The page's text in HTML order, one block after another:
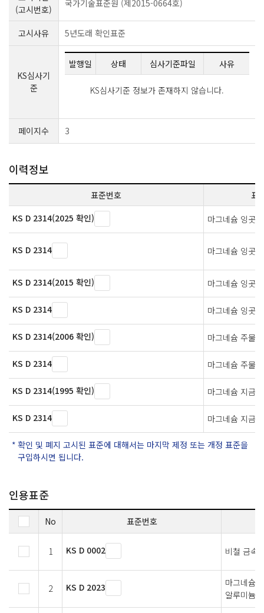
(고시번호)
국가기술표준원 (제2015-0664호)
고시사유 5년도래 확인표준
KS심사기
준
발행일 상태 심사기준파일 사유
KS심사기준 정보가 존재하지 않습니다.
페이지수 3
이력정보
표준번호
표
KS D 2314(2025 확인)
마그네슘 잉곳
KS D 2314 마그네슘 잉곳
KS D 2314(2015 확인) 마그네슘 잉곳
KS D 2314 마그네슘 잉곳
KS D 2314(2006 확인) 마그네슘 주물
KS D 2314 마그네슘 주물
KS D 2314(1995 확인) 마그네슘 지금
KS D 2314 마그네슘 지금
확인 및 폐지 고시된 표준에 대해서는 마지막 제정 또는 개정 표준을
구입하시면 됩니다.
인용표준
No 표준번호
1 KS D 0002 비철 금속
2 KS D 2023
마그네슘
알루미늄